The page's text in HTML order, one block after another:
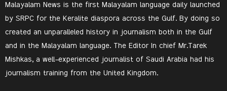
Malayalam News is the first Malayalam language daily launched
by SRPC for the Keralite diaspora across the Gulf. By doing so
created an unparalleled history in journalism both in the Gulf
and in the Malayalam language. The Editor In chief Mr.Tarek
Mishkas, a well-experienced journalist of Saudi Arabia had his
journalism training from the United Kingdom.